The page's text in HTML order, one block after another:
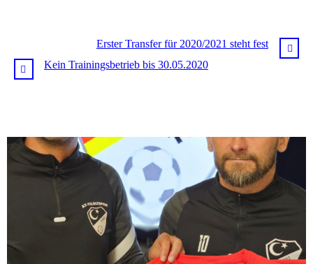
Erster Transfer für 2020/2021 steht fest
Kein Trainingsbetrieb bis 30.05.2020